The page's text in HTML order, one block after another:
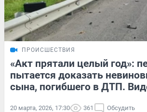
ПРОИСШЕСТВИЯ
«Акт прятали целый год»:
пытается доказать
сына, погибшего в ДТП.
20 марта, 2026, 17:30 361 Обсудить